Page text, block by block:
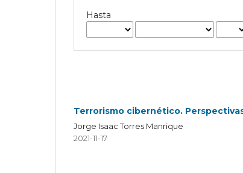
Hasta
Terrorismo cibernético.
Jorge Isaac Torres Manrique
2021-11-17